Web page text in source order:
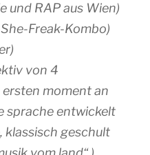
und RAP aus Wien)
Freak-Kombo)
von 4
moment an
sprache entwickelt
klassisch geschult